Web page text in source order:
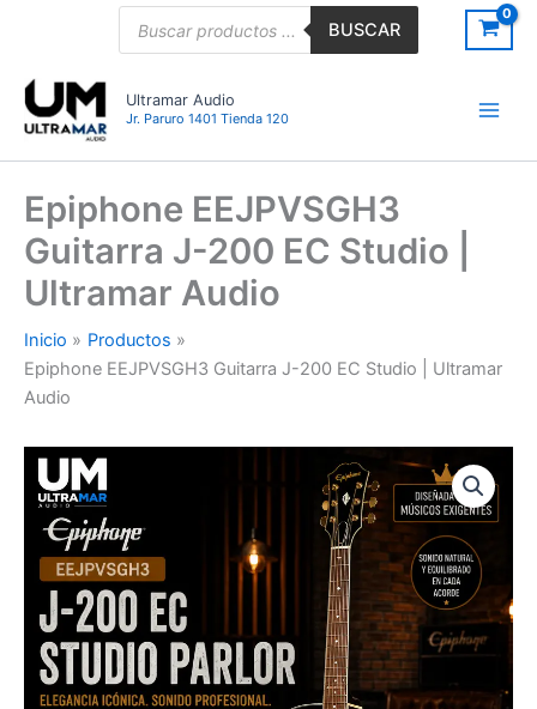
BUSCAR
Ultramar Audio
Jr. Paruro 1401 Tienda 120
Epiphone EEJPVSGH3
Guitarra J-200 EC Studio |
Ultramar Audio
Inicio
Productos
Epiphone EEJPVSGH3 Guitarra J-200 EC Studio | Ultramar
Audio
Epiphone
EEJPVSGH3
Guitarra
200
EC
Ultramar
Audio
cantidad